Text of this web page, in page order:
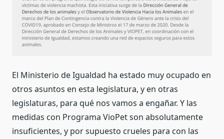
El Ministerio de Igualdad ha estado muy ocupado en
otros asuntos en esta legislatura, y en otras
legislaturas, para qué nos vamos a engañar. Y las
medidas con Programa VioPet son absolutamente
insuficientes, y por supuesto crueles para con las